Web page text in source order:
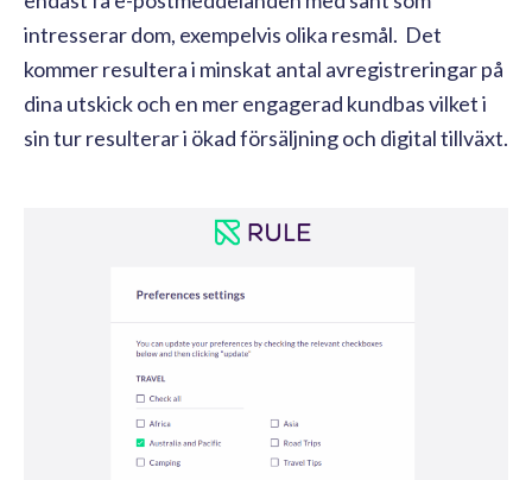
intresserar dom, exempelvis olika resmål. Det
kommer resultera i minskat antal avregistreringar på
dina utskick och en mer engagerad kundbas vilket i
sin tur resulterar i ökad försäljning och digital tillväxt.